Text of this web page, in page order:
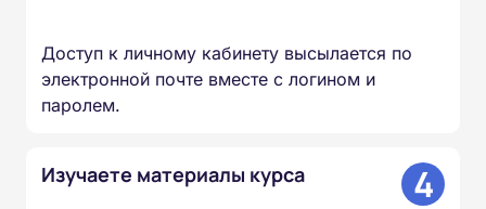
Доступ к личному кабинету высылается по
электронной почте вместе с логином и
паролем.
Изучаете материалы курса 4